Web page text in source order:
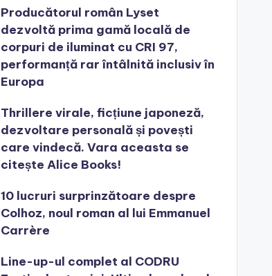
Producătorul român Lyset
dezvoltă prima gamă locală de
corpuri de iluminat cu CRI 97,
performanță rar întâlnită inclusiv în
Europa
Thrillere virale, ficțiune japoneză,
dezvoltare personală și povești
care vindecă. Vara aceasta se
citește Alice Books!
10 lucruri surprinzătoare despre
Colhoz, noul roman al lui Emmanuel
Carrère
Line-up-ul complet al CODRU